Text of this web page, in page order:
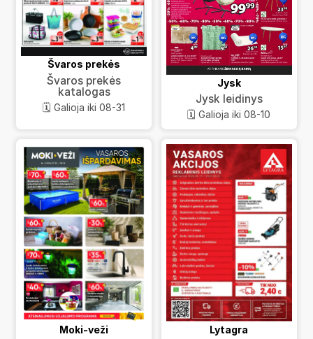
Švaros prekės
Švaros prekės
katalogas
🗓️ Galioja iki 08-31
Jysk
Jysk leidinys
🗓️ Galioja iki 08-10
Moki-veži Lytagra